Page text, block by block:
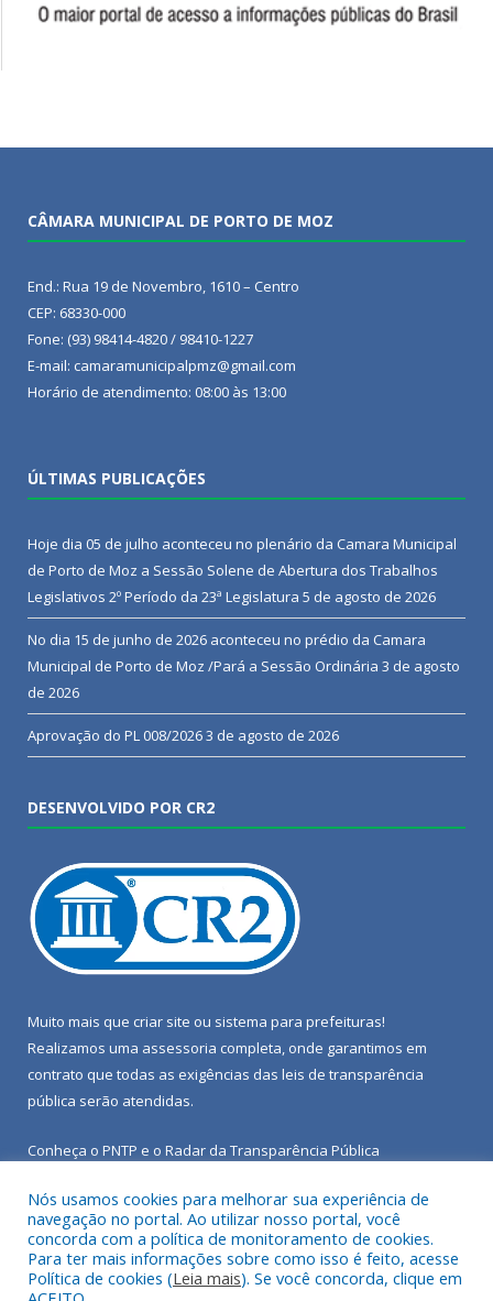
CÂMARA MUNICIPAL DE PORTO DE MOZ
End.: Rua 19 de Novembro, 1610 – Centro
CEP: 68330-000
Fone: (93) 98414-4820 / 98410-1227
E-mail: camaramunicipalpmz@gmail.com
Horário de atendimento: 08:00 às 13:00
ÚLTIMAS PUBLICAÇÕES
Hoje dia 05 de julho aconteceu no plenário da Camara Municipal
de Porto de Moz a Sessão Solene de Abertura dos Trabalhos
Legislativos 2º Período da 23ª Legislatura 5 de agosto de 2026
No dia 15 de junho de 2026 aconteceu no prédio da Camara
Municipal de Porto de Moz /Pará a Sessão Ordinária 3 de agosto
de 2026
Aprovação do PL 008/20263 de agosto de 2026
DESENVOLVIDO POR CR2
Muito mais que criar site ou sistema para prefeituras!
Realizamos uma assessoria completa, onde garantimos em
contrato que todas as exigências das leis de transparência
pública serão atendidas.
Conheça o PNTP e o Radar da Transparência Pública
Todos os direitos reservados a Câmara Municipal de Porto de
Moz.
Nós usamos cookies para melhorar sua experiência de
navegação no portal. Ao utilizar nosso portal, você
concorda com a política de monitoramento de cookies.
Para ter mais informações sobre como isso é feito, acesse
Política de cookies (Leia mais). Se você concorda, clique em